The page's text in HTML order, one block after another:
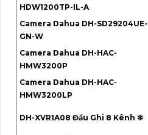
HDW1200TP-IL-A
Camera Dahua DH-SD29204UE-
GN-W
Camera Dahua DH-HAC-
HMW3200P
Camera Dahua DH-HAC-
HMW3200LP
DH-XVR1A08 Đầu Ghi 8 Kênh ❇